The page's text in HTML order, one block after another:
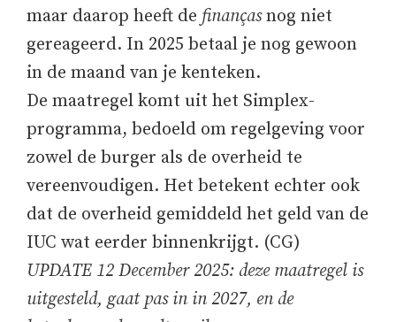
maar daarop heeft de finançasnog niet
gereageerd. In 2025 betaal je nog gewoon
in de maand van je kenteken.
De maatregel komt uit het Simplex-
programma, bedoeld om regelgeving voor
zowel de burger als de overheid te
vereenvoudigen. Het betekent echter ook
dat de overheid gemiddeld het geld van de
IUC wat eerder binnenkrijgt. (CG)
UPDATE 12 December 2025: deze maatregel is
uitgesteld, gaat pas in in 2027, en de